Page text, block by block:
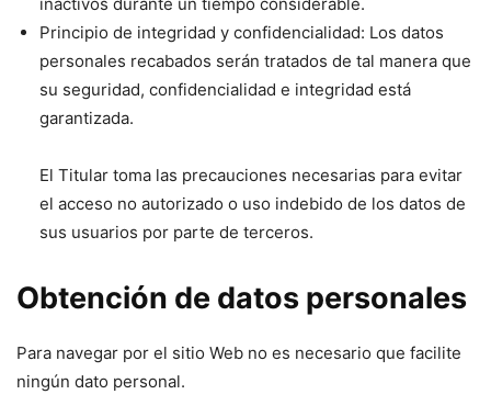
Principio de integridad y confidencialidad: Los datos
personales recabados serán tratados de tal manera que
su seguridad, confidencialidad e integridad está
garantizada.
El Titular toma las precauciones necesarias para evitar
el acceso no autorizado o uso indebido de los datos de
sus usuarios por parte de terceros.
Obtención de datos personales
Para navegar por el sitio Web no es necesario que facilite
ningún dato personal.